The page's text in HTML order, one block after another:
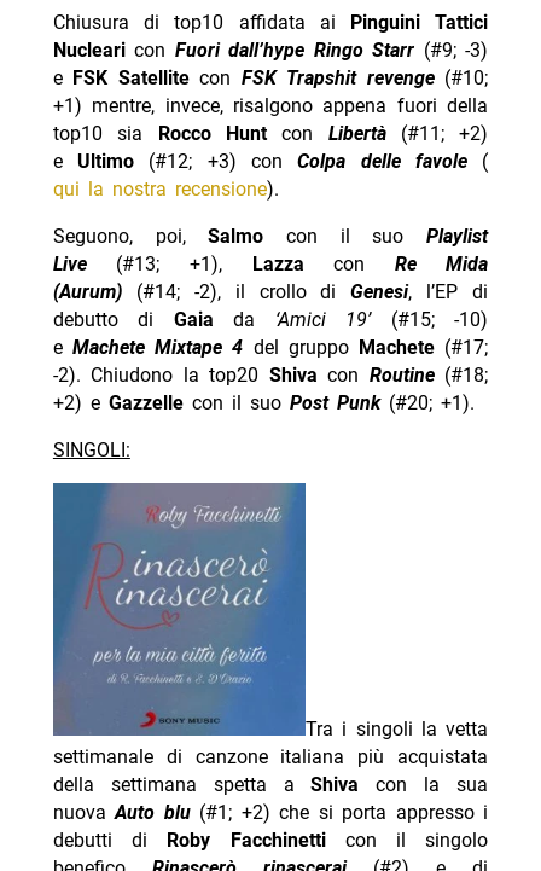
Chiusura di top10 affidata ai Pinguini Tattici
Nuclearicon Fuori dall’hype Ringo Starr (#9; -3)
e FSK Satellitecon FSK Trapshit revenge (#10;
+1) mentre, invece, risalgono appena fuori della
top10 sia Rocco Huntcon Libertà (#11; +2)
eUltimo (#12; +3) conColpa delle favole (
qui la nostra recensione).
Seguono, poi,Salmocon il suoPlaylist
Live (#13; +1), Lazzacon Re Mida
(Aurum) (#14; -2), il crollo diGenesi, l’EP di
debutto di Gaiada ‘Amici 19’ (#15; -10)
eMachete Mixtape 4 del gruppo Machete (#17;
-2). Chiudono la top20 Shivacon Routine (#18;
+2) e Gazzelle con il suo Post Punk (#20; +1).
SINGOLI:
Tra i singoli la vetta
settimanale di canzone italiana più acquistata
della settimana spetta aShiva con la sua
nuovaAuto blu (#1; +2) che si porta appresso i
debutti di Roby Facchinetti con il singolo